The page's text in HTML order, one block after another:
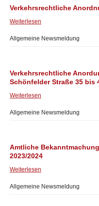
Verkehrsrechtliche
Weiterlesen
Allgemeine Newsmeldung
Verkehrsrechtliche
Schönfelder Straße 35 bis
Weiterlesen
Allgemeine Newsmeldung
Amtliche
2023/2024
Weiterlesen
Allgemeine Newsmeldung